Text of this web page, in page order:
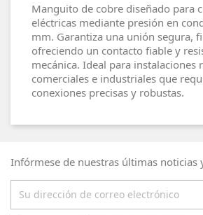
Manguito de cobre diseñado para
eléctricas mediante presión en
mm. Garantiza una unión segura,
ofreciendo un contacto fiable y
mecánica. Ideal para instalaciones
comerciales e industriales que
conexiones precisas y robustas.
Infórmese de nuestras últimas noticias